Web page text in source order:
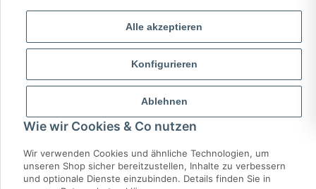
Alle akzeptieren
Konfigurieren
Ablehnen
Wie wir Cookies & Co nutzen
Wir verwenden Cookies und ähnliche Technologien, um
unseren Shop sicher bereitzustellen, Inhalte zu verbessern
und optionale Dienste einzubinden. Details finden Sie in
© 2026 MCTRADE24. Alle Rechte vorbehalten.